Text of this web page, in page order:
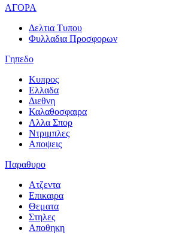
ΑΓΟΡΑ
Δελτια Τυπου
Φυλλαδια Προσφορων
Γηπεδο
Κυπρος
Ελλαδα
Διεθνη
Καλαθοσφαιρα
Αλλα Σπορ
Ντριμπλες
Αποψεις
Παραθυρο
Ατζεντα
Επικαιρα
Θεματα
Στηλες
Αποθηκη